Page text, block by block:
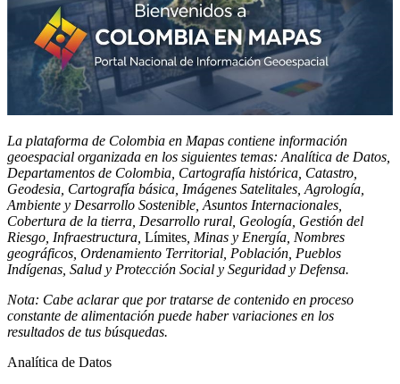
La plataforma de Colombia en Mapas contiene información
geoespacial organizada en los siguientes temas: Analítica de Datos,
Departamentos de Colombia, Cartografía histórica, Catastro,
Geodesia, Cartografía básica, Imágenes Satelitales, Agrología,
Ambiente y Desarrollo Sostenible, Asuntos Internacionales,
Cobertura de la tierra, Desarrollo rural, Geología, Gestión del
Riesgo, Infraestructura, Límites , Minas y Energía, Nombres
geográficos, Ordenamiento Territorial, Población, Pueblos
Indígenas, Salud y Protección Social y Seguridad y Defensa.
Nota: Cabe aclarar que por tratarse de contenido en proceso
constante de alimentación puede haber variaciones en los
resultados de tus búsquedas.
Analítica de Datos